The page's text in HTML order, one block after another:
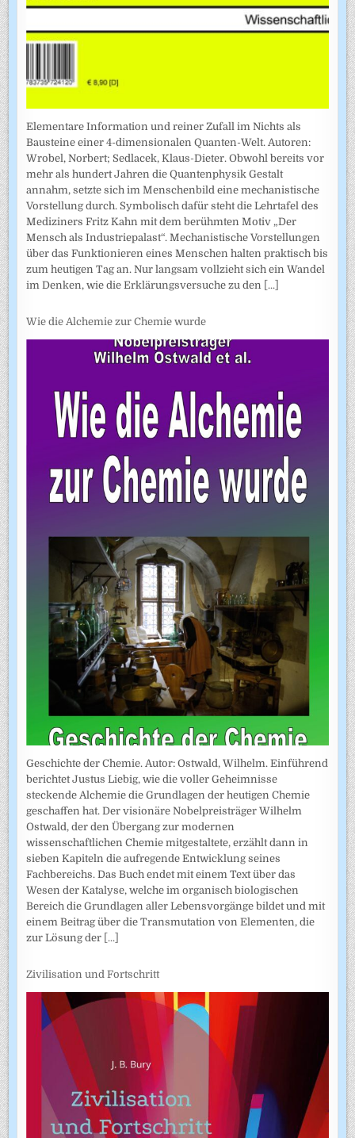
Elementare Information und reiner Zufall im Nichts als
Bausteine einer 4-dimensionalen Quanten-Welt. Autoren:
Wrobel, Norbert; Sedlacek, Klaus-Dieter. Obwohl bereits vor
mehr als hundert Jahren die Quantenphysik Gestalt
annahm, setzte sich im Menschenbild eine mechanistische
Vorstellung durch. Symbolisch dafür steht die Lehrtafel des
Mediziners Fritz Kahn mit dem berühmten Motiv „Der
Mensch als Industriepalast“. Mechanistische Vorstellungen
über das Funktionieren eines Menschen halten praktisch bis
zum heutigen Tag an. Nur langsam vollzieht sich ein Wandel
im Denken, wie die Erklärungsversuche zu den [...]
Wie die Alchemie zur Chemie wurde
Geschichte der Chemie. Autor: Ostwald, Wilhelm. Einführend
berichtet Justus Liebig, wie die voller Geheimnisse
steckende Alchemie die Grundlagen der heutigen Chemie
geschaffen hat. Der visionäre Nobelpreisträger Wilhelm
Ostwald, der den Übergang zur modernen
wissenschaftlichen Chemie mitgestaltete, erzählt dann in
sieben Kapiteln die aufregende Entwicklung seines
Fachbereichs. Das Buch endet mit einem Text über das
Wesen der Katalyse, welche im organisch biologischen
Bereich die Grundlagen aller Lebensvorgänge bildet und mit
einem Beitrag über die Transmutation von Elementen, die
zur Lösung der [...]
Zivilisation und Fortschritt